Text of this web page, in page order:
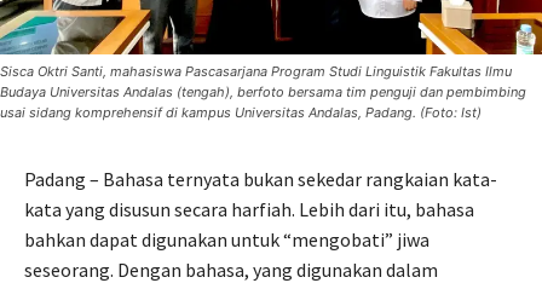
Sisca Oktri Santi, mahasiswa Pascasarjana Program Studi Linguistik Fakultas Ilmu
Budaya Universitas Andalas (tengah), berfoto bersama tim penguji dan pembimbing
usai sidang komprehensif di kampus Universitas Andalas, Padang. (Foto: Ist)
Padang – Bahasa ternyata bukan sekedar rangkaian kata-
kata yang disusun secara harfiah. Lebih dari itu, bahasa
bahkan dapat digunakan untuk “mengobati” jiwa
seseorang. Dengan bahasa, yang digunakan dalam